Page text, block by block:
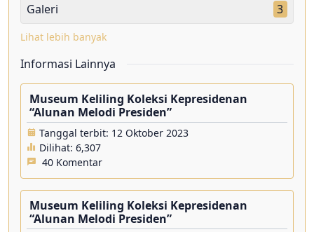
Galeri
3
Lihat lebih banyak
Informasi Lainnya
Museum Keliling Koleksi Kepresidenan
“Alunan Melodi Presiden”
Tanggal terbit: 12 Oktober 2023
Dilihat: 6,307
40 Komentar
Museum Keliling Koleksi Kepresidenan
“Alunan Melodi Presiden”